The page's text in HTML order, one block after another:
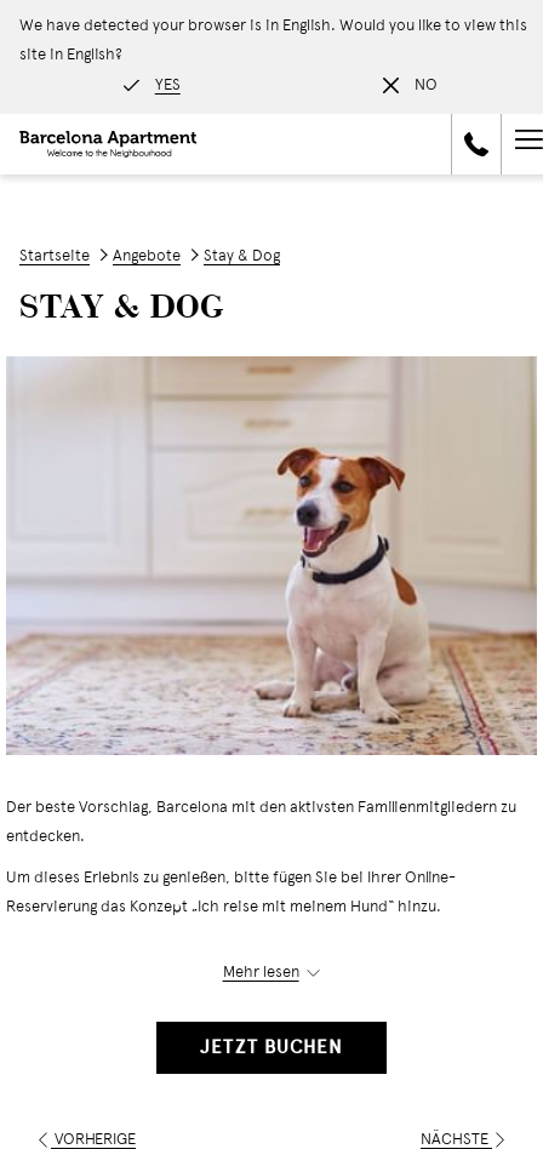
We have detected your browser is in English. Would you like to view this
site in English?
YES NO
Startseite Angebote Stay & Dog
STAY & DOG
Der beste Vorschlag, Barcelona mit den aktivsten Familienmitgliedern zu
entdecken.
Um dieses Erlebnis zu genießen, bitte fügen Sie bei Ihrer Online-
Reservierung das Konzept „Ich reise mit meinem Hund“ hinzu.
Pro Apartment ist nur ein Hund erlaubt.
Mehr lesen
JETZT BUCHEN
VORHERIGE NÄCHSTE